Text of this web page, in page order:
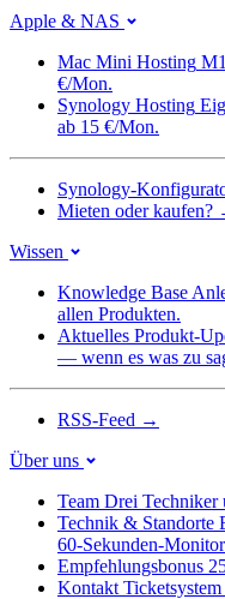
Apple & NAS
Mac Mini Hosting
€/Mon.
Synology Hosting
ab 15 €/Mon.
Synology-
Mieten oder kaufen?
Wissen
Knowledge Base
allen Produkten.
Aktuelles Produkt-
— wenn es was zu
RSS-Feed →
Über uns
Team Drei Techniker
Technik & Standorte
60-Sekunden-
Empfehlungsbonus
Kontakt